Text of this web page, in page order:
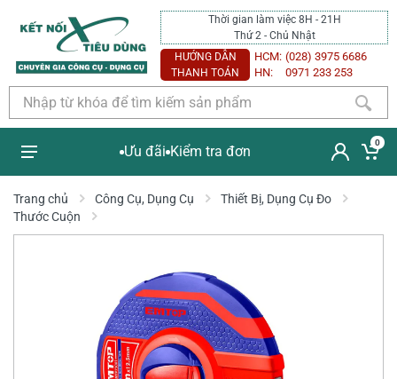
Thời gian làm việc 8H - 21H
Thứ 2 - Chủ Nhật
HƯỚNG DẪN
THANH TOÁN
HCM: (028) 3975 6686
HN:
0971 233 253
Ưu đãi Kiểm tra đơn
0
Trang chủ Công Cụ, Dụng Cụ
Thiết Bị, Dụng Cụ Đo
Thước Cuộn